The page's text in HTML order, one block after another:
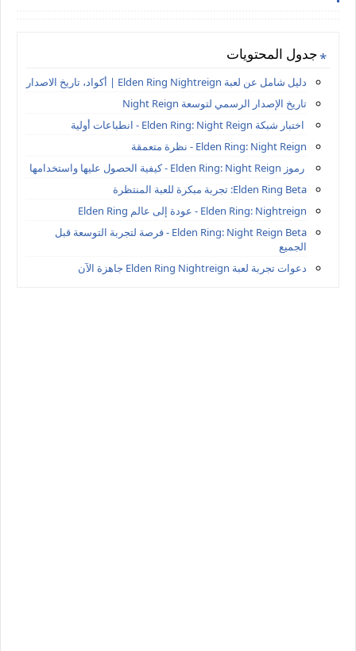
جدول المحتويات
دليل شامل عن لعبة Elden Ring Nightreign | أكواد، تاريخ الاصدار
تاريخ الإصدار الرسمي لتوسعة Night Reign
اختبار شبكة Elden Ring: Night Reign - انطباعات أولية
Elden Ring: Night Reign - نظرة متعمقة
رموز Elden Ring: Night Reign - كيفية الحصول عليها واستخدامها
Elden Ring Beta: تجربة مبكرة للعبة المنتظرة
Elden Ring: Nightreign - عودة إلى عالم Elden Ring
Elden Ring: Night Reign Beta - فرصة لتجربة التوسعة قبل
الجميع
دعوات تجربة لعبة Elden Ring Nightreign جاهزة الآن